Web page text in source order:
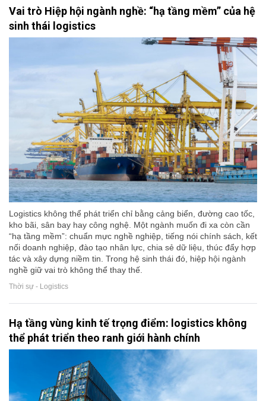
Vai trò Hiệp hội ngành nghề: “hạ tầng mềm” của hệ
sinh thái logistics
Logistics không thể phát triển chỉ bằng cảng biển, đường cao tốc,
kho bãi, sân bay hay công nghệ. Một ngành muốn đi xa còn cần
“hạ tầng mềm”: chuẩn mực nghề nghiệp, tiếng nói chính sách, kết
nối doanh nghiệp, đào tạo nhân lực, chia sẻ dữ liệu, thúc đẩy hợp
tác và xây dựng niềm tin. Trong hệ sinh thái đó, hiệp hội ngành
nghề giữ vai trò không thể thay thế.
Thời sự - Logistics
Hạ tầng vùng kinh tế trọng điểm: logistics không
thể phát triển theo ranh giới hành chính